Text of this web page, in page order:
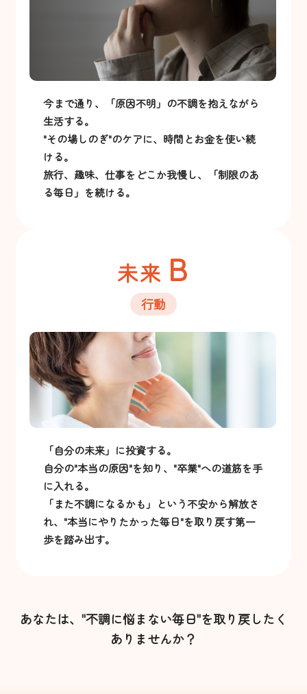
今まで通り、「原因不明」の不調を抱えながら
生活する。
"その場しのぎ"のケアに、時間とお金を使い続
ける。
旅行、趣味、仕事をどこか我慢し、「制限のあ
る毎日」を続ける。
未来 B
行動
「自分の未来」に投資する。
自分の"本当の原因"を知り、"卒業"への道筋を手
に入れる。
「また不調になるかも」という不安から解放さ
れ、"本当にやりたかった毎日"を取り戻す第一
歩を踏み出す。
あなたは、"不調に悩まない毎日"を取り戻したく
ありませんか？